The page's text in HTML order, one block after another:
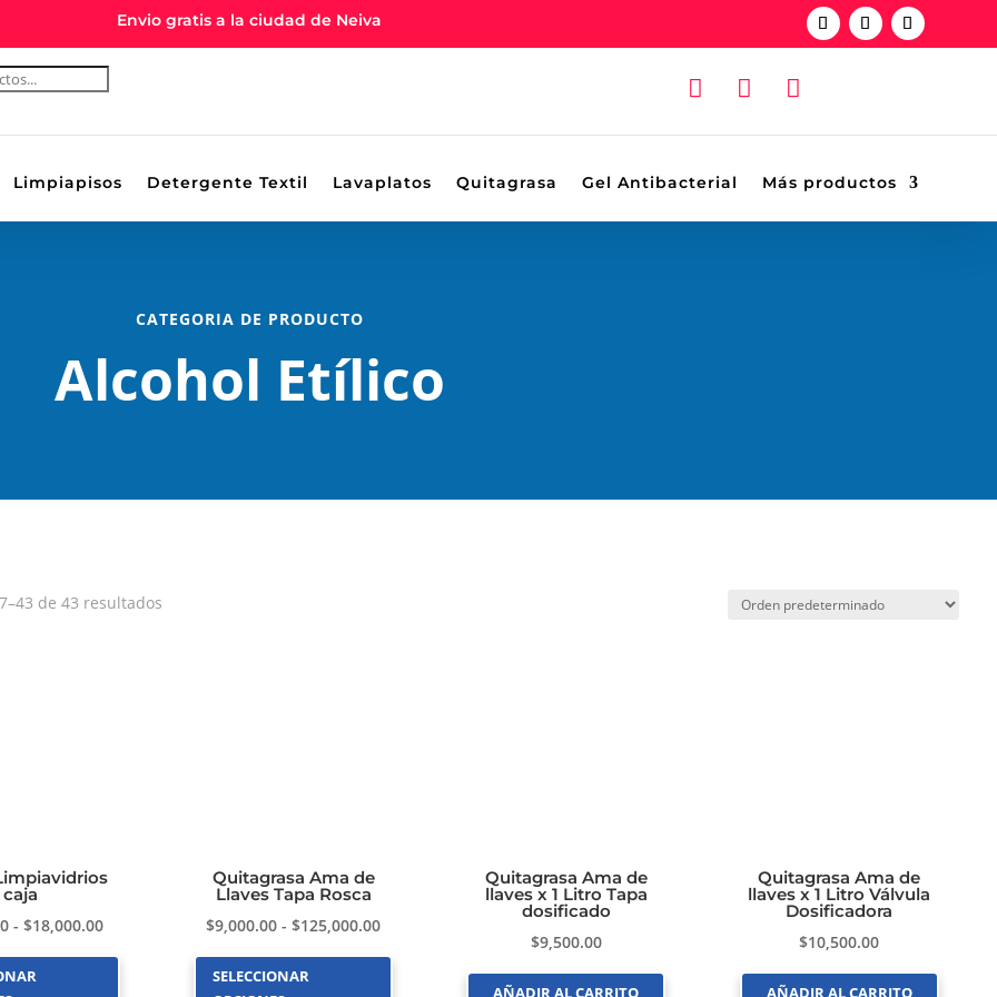
Envio gratis a la ciudad de Neiva
  
Limpiapisos Detergente Textil Lavaplatos Quitagrasa Gel Antibacterial Más productos
CATEGORIA DE PRODUCTO
Alcohol Etílico
de 43 resultados
caja
- $18,000.00Rango
de
Quitagrasa Ama de
Llaves Tapa Rosca
$9,000.00 - $125,000.00Rango
de
SELECCIONAR
Quitagrasa Ama de
llaves x 1 Litro Tapa
dosificado
$9,500.00
AÑADIR AL CARRITO
Quitagrasa Ama de
llaves x 1 Litro Válvula
Dosificadora
$10,500.00
AÑADIR AL CARRITO